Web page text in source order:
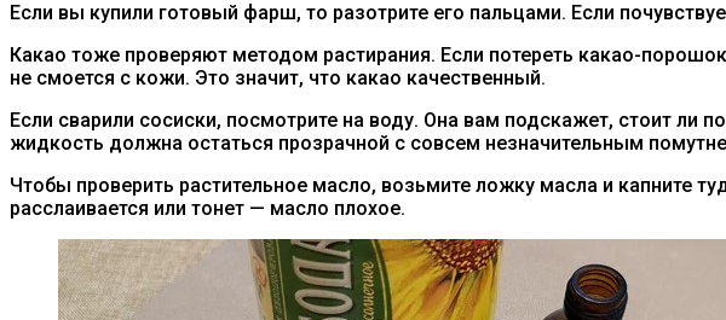
Если вы купили готовый фарш, то разотрите его пальцами. Если
Какао тоже проверяют методом растирания. Если потереть какао-
не смоется с кожи. Это значит, что какао качественный.
Если сварили сосиски, посмотрите на воду. Она вам подскажет, стоит ли
жидкость должна остаться прозрачной с совсем незначительным
Чтобы проверить растительное масло, возьмите ложку масла и капните
расслаивается или тонет — масло плохое.